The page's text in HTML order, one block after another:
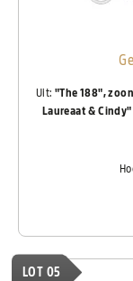
Uit: "The 188",
Laureaat &
LOT 05